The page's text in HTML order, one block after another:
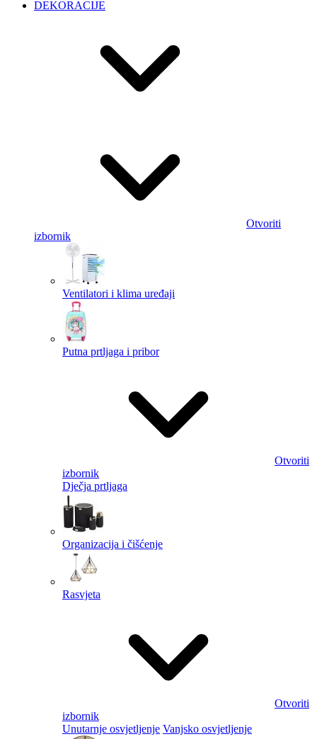
DEKORACIJE
Otvoriti
izbornik
Ventilatori i klima uređaji
Putna prtljaga i pribor
Otvoriti
izbornik
Dječja prtljaga
Organizacija i čišćenje
Rasvjeta
Otvoriti
izbornik
Unutarnje osvjetljenje Vanjsko osvjetljenje